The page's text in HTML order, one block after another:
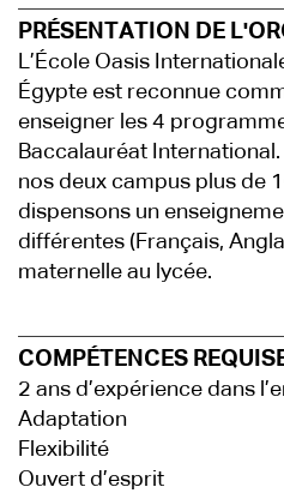
PRÉSENTATION DE
L’École Oasis
Égypte est reconnue
enseigner les 4
Baccalauréat
nos deux campus plus de
dispensons un
différentes (Français,
maternelle au lycée.
COMPÉTENCES
2 ans d’expérience dans
Adaptation
Flexibilité
Ouvert d’esprit